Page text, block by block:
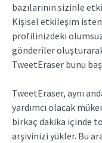
bazılarının sizinle
Kişisel etkileşim
profilinizdeki
gönderiler
TweetEraser bunu
TweetEraser, aynı
yardımcı olacak
birkaç dakika içinde
arşivinizi yükler. Bu